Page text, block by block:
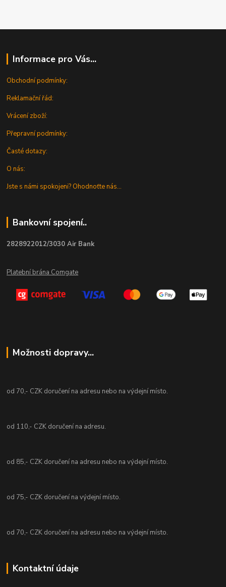
Informace pro Vás...
Obchodní podmínky:
Reklamační řád:
Vrácení zboží:
Přepravní podmínky:
Časté dotazy:
O nás:
Jste s námi spokojeni? Ohodnoťte nás...
Bankovní spojení..
2828922012/3030 Air Bank
Platební brána Comgate
Možnosti dopravy...
od 70,- CZK doručení na adresu nebo na výdejní místo.
od 110,- CZK doručení na adresu.
od 85,- CZK doručení na adresu nebo na výdejní místo.
od 75,- CZK doručení na výdejní místo.
od 70,- CZK doručení na adresu nebo na výdejní místo.
Kontaktní údaje